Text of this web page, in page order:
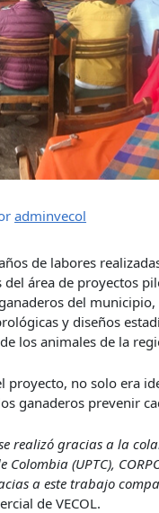
adminvecol
de labores
del área de proyectos
del
y diseños
los animales de la
proyecto, no solo era
ganaderos prevenir
realizó gracias a la
Colombia (UPTC),
a este trabajo
de VECOL.